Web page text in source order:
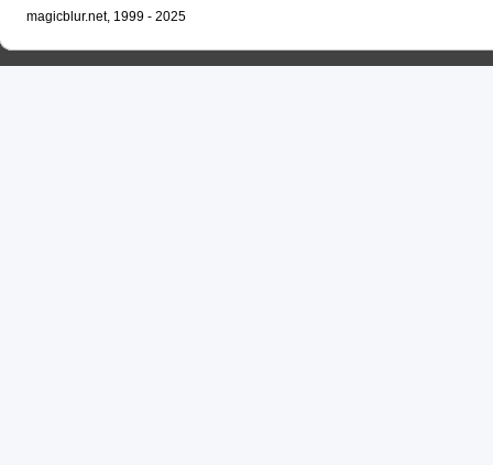
magicblur.net, 1999 - 2025